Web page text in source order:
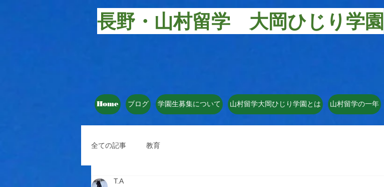
長野・山村留学 大岡ひじり学園
Home ブログ 学園生募集について 山村留学大岡ひじり学園とは 山村留学の一年
全ての記事 教育
T.A